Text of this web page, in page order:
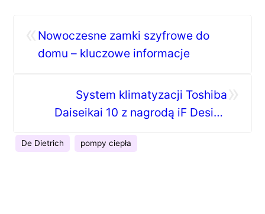
Nowoczesne zamki szyfrowe do
domu – kluczowe informacje
System klimatyzacji Toshiba
Daiseikai 10 z nagrodą iF Design
De Dietrich pompy ciepła